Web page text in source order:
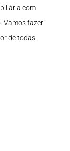
com
Vamos fazer
de todas!